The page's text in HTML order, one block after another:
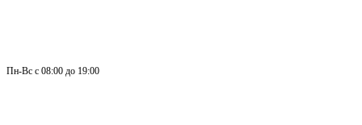
Пн-Вс с 08:00 до 19:00